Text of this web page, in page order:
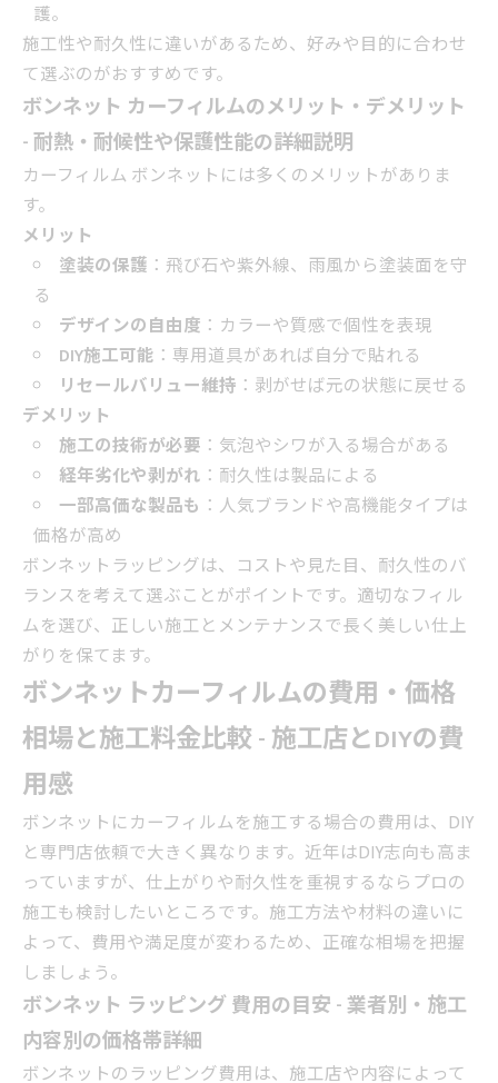
護。
施工性や耐久性に違いがあるため、好みや目的に合わせ
て選ぶのがおすすめです。
ボンネット カーフィルムのメリット・デメリット
- 耐熱・耐候性や保護性能の詳細説明
カーフィルム ボンネットには多くのメリットがありま
す。
メリット
塗装の保護 ：飛び石や紫外線、雨風から塗装面を守
る
デザインの自由度 ：カラーや質感で個性を表現
DIY施工可能 ：専用道具があれば自分で貼れる
リセールバリュー維持 ：剥がせば元の状態に戻せる
デメリット
施工の技術が必要 ：気泡やシワが入る場合がある
経年劣化や剥がれ ：耐久性は製品による
一部高価な製品も ：人気ブランドや高機能タイプは
価格が高め
ボンネットラッピングは、コストや見た目、耐久性のバ
ランスを考えて選ぶことがポイントです。適切なフィル
ムを選び、正しい施工とメンテナンスで長く美しい仕上
がりを保てます。
ボンネットカーフィルムの費用・価格
相場と施工料金比較 - 施工店とDIYの費
用感
ボンネットにカーフィルムを施工する場合の費用は、DIY
と専門店依頼で大きく異なります。近年はDIY志向も高ま
っていますが、仕上がりや耐久性を重視するならプロの
施工も検討したいところです。施工方法や材料の違いに
よって、費用や満足度が変わるため、正確な相場を把握
しましょう。
ボンネット ラッピング 費用の目安 - 業者別・施工
内容別の価格帯詳細
ボンネットのラッピング費用は、施工店や内容によって